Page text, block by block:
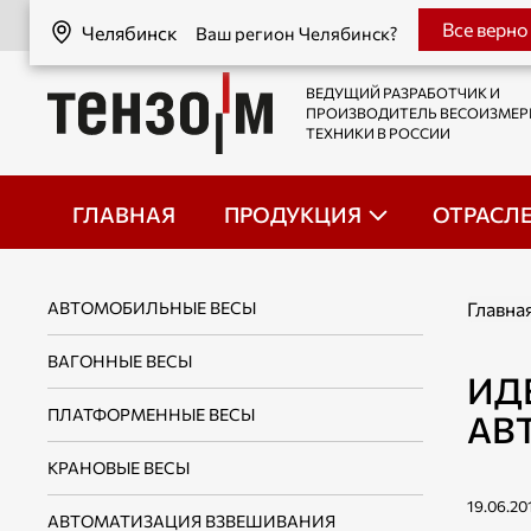
Челябинск Ваш регион Челябинск?
Челябинск Все верно
ВЕДУЩИЙ РАЗРАБОТЧИК И
ПРОИЗВОДИТЕЛЬ
ТЕХНИКИ В РОССИИ
ГЛАВНАЯ ПРОДУКЦИЯ
АВТОМОБИЛЬНЫЕ ВЕСЫ
ВАГОННЫЕ ВЕСЫ
ПЛАТФОРМЕННЫЕ ВЕСЫ
КРАНОВЫЕ ВЕСЫ
АВТОМАТИЗАЦИЯ ВЗВЕШИВАНИЯ